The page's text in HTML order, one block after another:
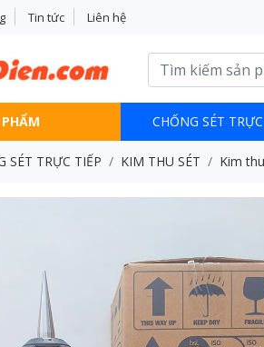
Tin tức Liên hệ
CHỐNG SÉT
SÉT TRỰC TIẾP KIM THU SÉT Kim